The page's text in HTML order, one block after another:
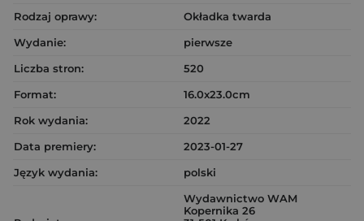
Rodzaj oprawy:
Okładka twarda
Wydanie:
pierwsze
Liczba stron:
520
Format:
16.0x23.0cm
Rok wydania:
2022
Data premiery:
2023-01-27
Język wydania:
polski
Wydawnictwo WAM
Kopernika 26